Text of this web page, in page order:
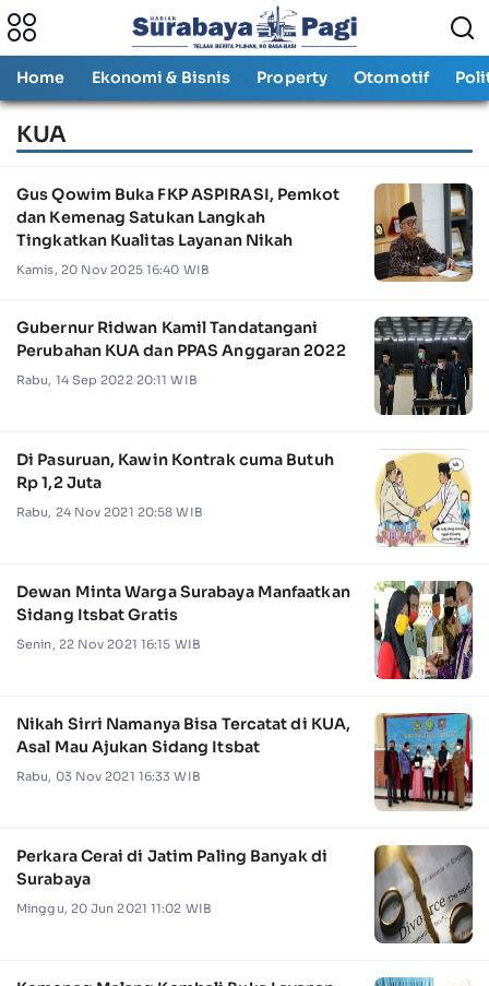
Home Ekonomi & Bisnis Property Otomotif
KUA
Gus Qowim Buka FKP ASPIRASI, Pemkot
dan Kemenag Satukan Langkah
Tingkatkan Kualitas Layanan Nikah
Kamis, 20 Nov 2025 16:40 WIB
Gubernur Ridwan Kamil Tandatangani
Perubahan KUA dan PPAS Anggaran 2022
Rabu, 14 Sep 2022 20:11 WIB
Di Pasuruan, Kawin Kontrak cuma Butuh
Rp 1,2 Juta
Rabu, 24 Nov 2021 20:58 WIB
Dewan Minta Warga Surabaya Manfaatkan
Sidang Itsbat Gratis
Senin, 22 Nov 2021 16:15 WIB
Nikah Sirri Namanya Bisa Tercatat di KUA,
Asal Mau Ajukan Sidang Itsbat
Rabu, 03 Nov 2021 16:33 WIB
Perkara Cerai di Jatim Paling Banyak di
Surabaya
Minggu, 20 Jun 2021 11:02 WIB